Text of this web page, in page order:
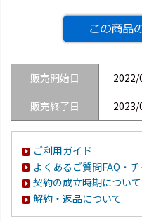
販売開始日
2022/
販売終了日
2023/
ご利用ガイド
よくあるご質問FAQ・
契約の成立時期について
解約・返品について